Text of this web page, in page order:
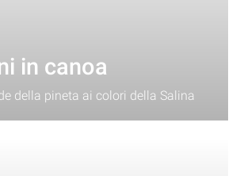
in canoa
della pineta ai colori della Salina